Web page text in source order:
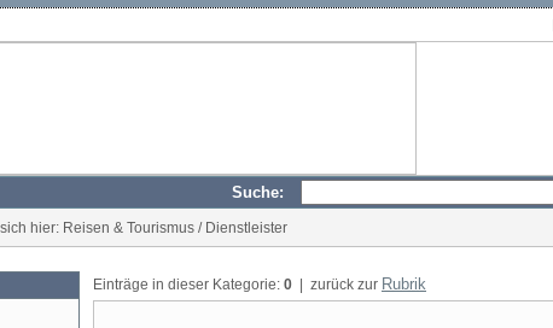
Suche:
hier: Reisen & Tourismus / Dienstleister
Einträge in dieser Kategorie: 0 | zurück zur Rubrik